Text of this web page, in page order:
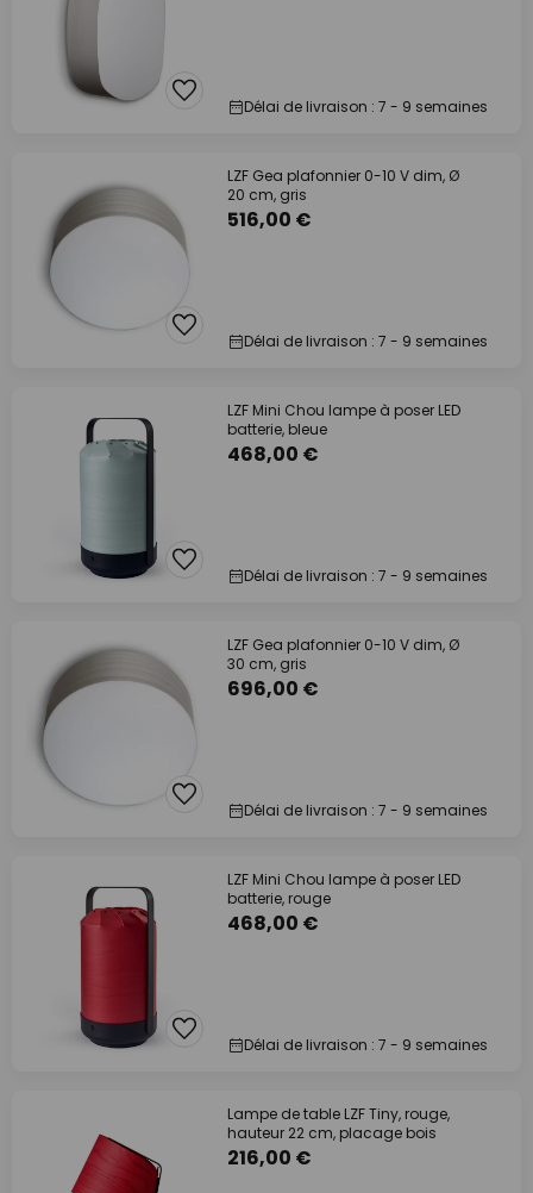
Délai de livraison : 7 - 9 semaines
LZF Gea plafonnier 0-10 V dim, Ø
20 cm, gris
516,00 €
Délai de livraison : 7 - 9 semaines
LZF Mini Chou lampe à poser LED
batterie, bleue
468,00 €
Délai de livraison : 7 - 9 semaines
LZF Gea plafonnier 0-10 V dim, Ø
30 cm, gris
696,00 €
Délai de livraison : 7 - 9 semaines
LZF Mini Chou lampe à poser LED
batterie, rouge
468,00 €
Délai de livraison : 7 - 9 semaines
Lampe de table LZF Tiny, rouge,
hauteur 22 cm, placage bois
216,00 €